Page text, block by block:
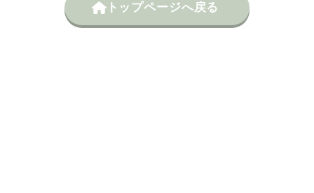
トップページへ戻る